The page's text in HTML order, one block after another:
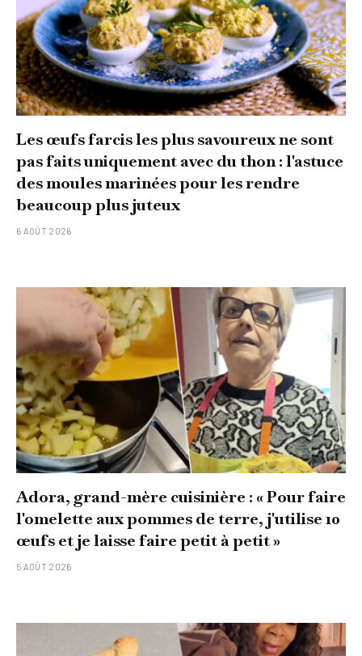
Les œufs farcis les plus savoureux ne sont
pas faits uniquement avec du thon : l'astuce
des moules marinées pour les rendre
beaucoup plus juteux
6 AOÛT 2026
Adora, grand-mère cuisinière : « Pour faire
l'omelette aux pommes de terre, j'utilise 10
œufs et je laisse faire petit à petit »
5 AOÛT 2026